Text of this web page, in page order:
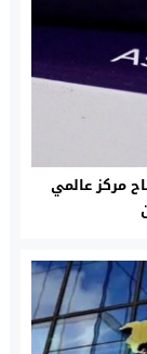
مركز عالمي